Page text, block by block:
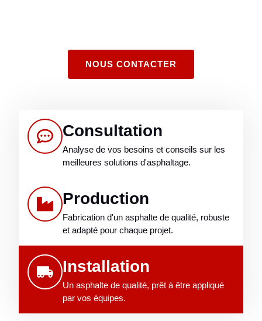
NOUS CONTACTER
Consultation
Analyse de vos besoins et conseils sur les
meilleures solutions d'asphaltage.
Production
Fabrication d'un asphalte de qualité, robuste
et adapté pour chaque projet.
Installation
Un asphalte de qualité, prêt à être appliqué
par vos équipes.